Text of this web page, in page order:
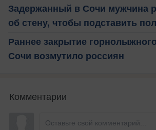
Задержанный в Сочи мужчина
об стену, чтобы подставить
Раннее закрытие
Сочи возмутило россиян
Комментарии